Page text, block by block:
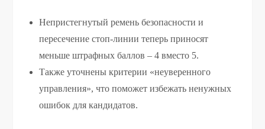
Непристегнутый ремень безопасности и
пересечение стоп-линии теперь приносят
меньше штрафных баллов – 4 вместо 5.
Также уточнены критерии «неуверенного
управления», что поможет избежать ненужных
ошибок для кандидатов.